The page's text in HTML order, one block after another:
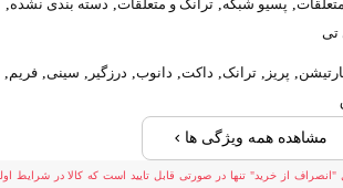
, پسیو شبکه, ترانک و متعلقات, دسته بندی نشده,
تی
, پریز , ترانک, داکت, دانوب, درزگیر , سینی, فریم,
مشاهده همه ویژگی ها
از خرید" تنها در صورتی قابل تایید است که کالا در شرایط